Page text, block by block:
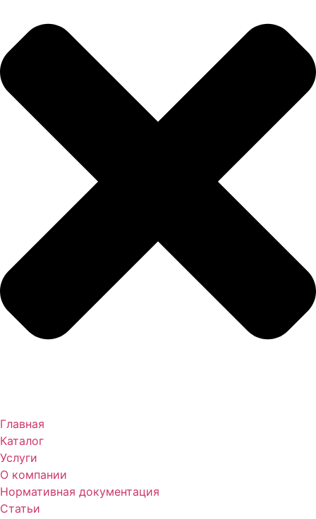
Главная
Каталог
Услуги
О компании
Нормативная документация
Статьи